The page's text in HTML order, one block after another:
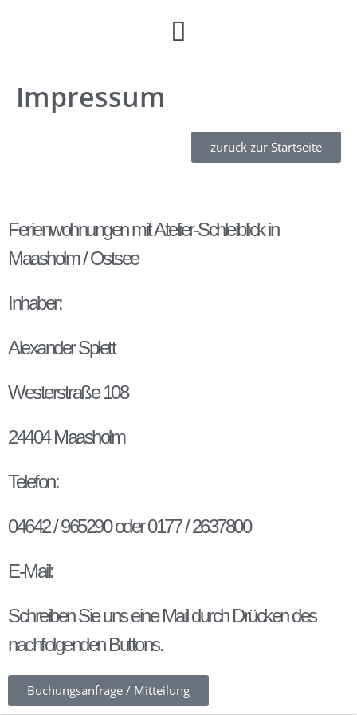
Impressum
zurück zur Startseite
Ferienwohnungen mit Atelier-Schleiblick in
Maasholm / Ostsee
Inhaber:
Alexander Splett
Westerstraße 108
24404 Maasholm
Telefon:
04642 / 965290 oder 0177 / 2637800
E-Mail:
Schreiben Sie uns eine Mail durch Drücken des
nachfolgenden Buttons.
Buchungsanfrage / Mitteilung